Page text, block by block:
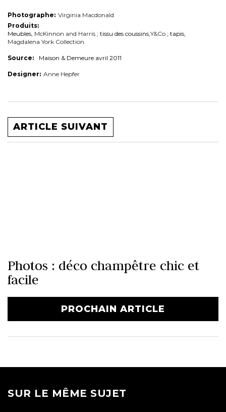
Photographe: Virginia Macdonald
Produits:
Meubles, McKinnon and Harris ; tissu des coussins,Y&Co ; tapis,
Magdalena York Collection.
Source: Maison & Demeure avril 2011
Designer: Anne Hepfer
ARTICLE SUIVANT
Photos : déco champêtre chic et
facile
PROCHAIN ARTICLE
SUR LE MÊME SUJET